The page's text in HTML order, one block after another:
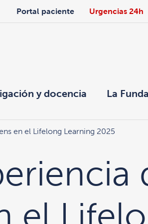
Portal paciente Urgencias 24h
y docencia La
en el Lifelong Learning 2025
el